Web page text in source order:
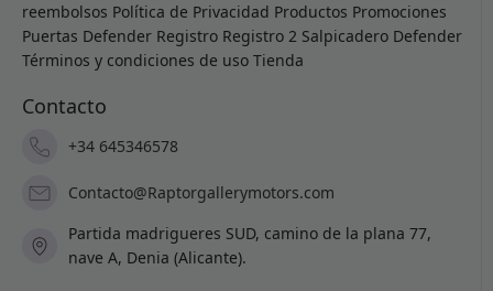
reembolsos Política de Privacidad Productos Promociones
Puertas Defender Registro Registro 2 Salpicadero Defender
Términos y condiciones de uso Tienda
Contacto
+34 645346578
Contacto@Raptorgallerymotors.com
Partida madrigueres SUD, camino de la plana 77,
nave A, Denia (Alicante).